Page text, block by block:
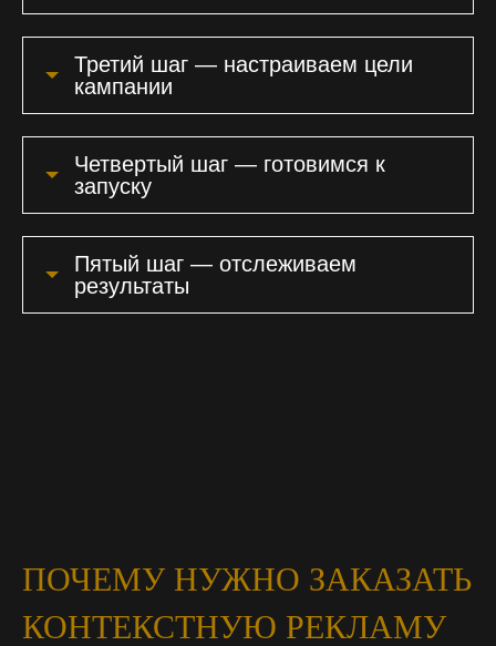
Третий шаг — настраиваем цели
кампании
Четвертый шаг — готовимся к
запуску
Пятый шаг — отслеживаем
результаты
ПОЧЕМУ НУЖНО ЗАКАЗАТЬ
КОНТЕКСТНУЮ РЕКЛАМУ